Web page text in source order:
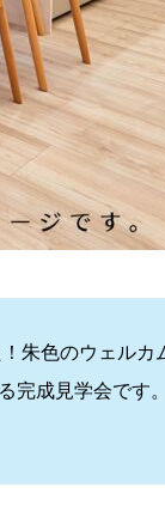
朱色のウェルカ
完成見学会です